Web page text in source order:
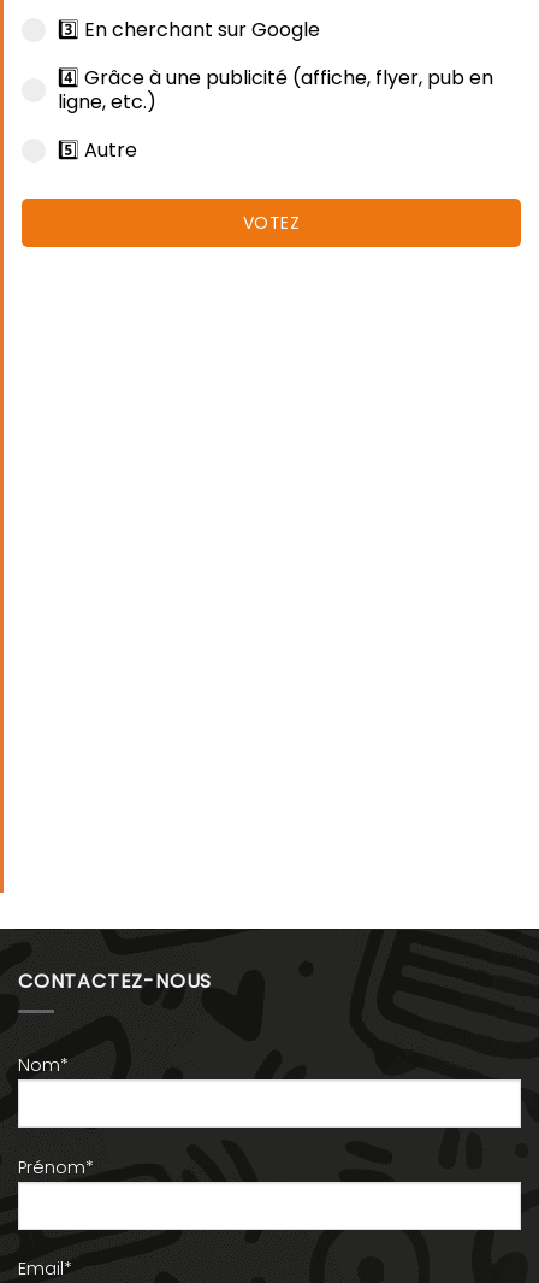
3️⃣ En cherchant sur Google
4️⃣ Grâce à une publicité (affiche, flyer, pub en
ligne, etc.)
5️⃣ Autre
VOTEZ
CONTACTEZ-NOUS
Nom*
Prénom*
Email*